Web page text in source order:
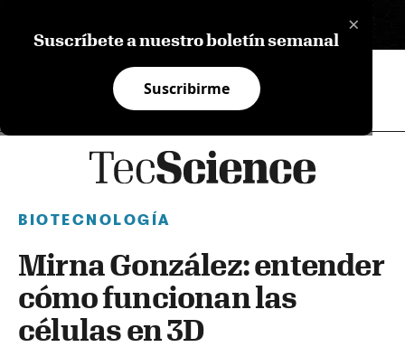
×
Suscríbete a nuestro boletín semanal
Suscribirme
BIOTECNOLOGÍA
Mirna González: entender
cómo funcionan las
células en 3D